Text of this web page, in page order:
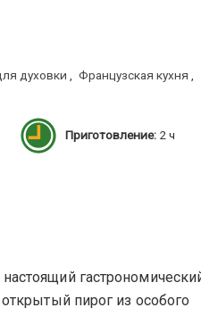
духовки Французская кухня
Приготовление: 2 ч
пирог из особого